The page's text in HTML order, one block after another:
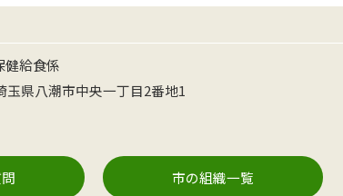
給食係
県八潮市中央一丁目2番地1
市の組織一覧